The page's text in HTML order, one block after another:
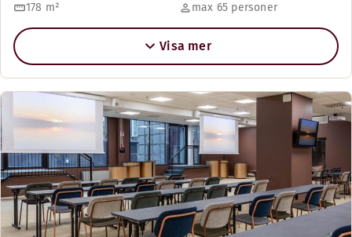
178 m² max 65 personer
Visa mer